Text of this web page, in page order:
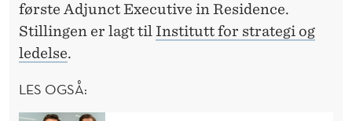
første Adjunct Executive in Residence.
Stillingen er lagt til Institutt for strategi og
ledelse.
LES OGSÅ: